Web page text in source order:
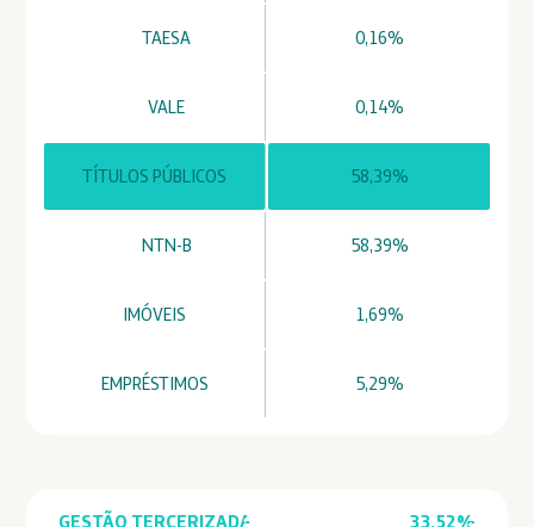
TAESA 0,16%
VALE 0,14%
TÍTULOS PÚBLICOS 58,39%
NTN-B 58,39%
IMÓVEIS 1,69%
EMPRÉSTIMOS 5,29%
GESTÃO TERCERIZADA 33,52%